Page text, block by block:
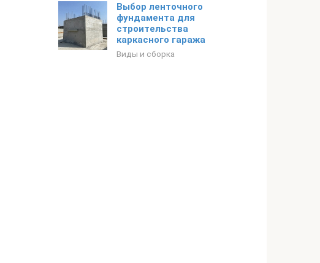
Выбор ленточного
фундамента для
строительства
каркасного гаража
Виды и сборка